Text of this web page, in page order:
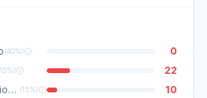
(40%)
0
15%)
22
Occupazione (15%)
10